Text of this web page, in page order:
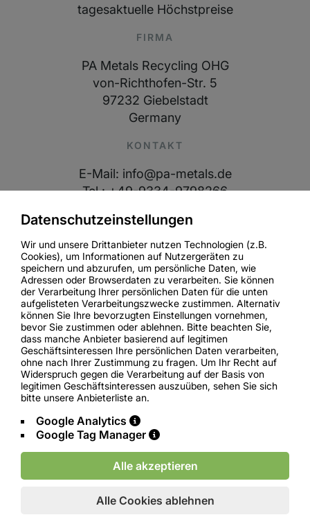
tagesaktuelle Höchstpreise
FIRMA
PA Metals Recycling OHG
von-Richthofen-Str. 5
97232 Giebelstadt
Germany
KONTAKT
E-Mail: info@pa-metals.de
Tel.: +49-9334-9798266
+49 (0) 151 - 742 767 61
LINKS
AGB`S
Datenschutz
Impressum
Begleitschein
©2025 PA Metals Recycling OHG
Developed by Webcapitan Team
Datenschutzeinstellungen
Wir und unsere Drittanbieter nutzen Technologien (z.B.
Cookies), um Informationen auf Nutzergeräten zu
speichern und abzurufen, um persönliche Daten, wie
Adressen oder Browserdaten zu verarbeiten. Sie können
der Verarbeitung Ihrer persönlichen Daten für die unten
aufgelisteten Verarbeitungszwecke zustimmen. Alternativ
können Sie Ihre bevorzugten Einstellungen vornehmen,
bevor Sie zustimmen oder ablehnen. Bitte beachten Sie,
dass manche Anbieter basierend auf legitimen
Geschäftsinteressen Ihre persönlichen Daten verarbeiten,
ohne nach Ihrer Zustimmung zu fragen. Um Ihr Recht auf
Widerspruch gegen die Verarbeitung auf der Basis von
legitimen Geschäftsinteressen auszuüben, sehen Sie sich
bitte unsere Anbieterliste an.
Google Analytics
Google Tag Manager
Alle akzeptieren
Alle Cookies ablehnen